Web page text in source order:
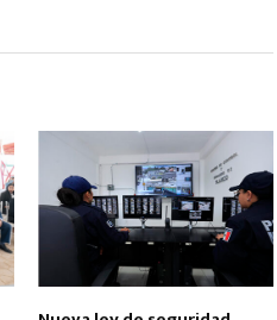
Reply Retweet Favorite